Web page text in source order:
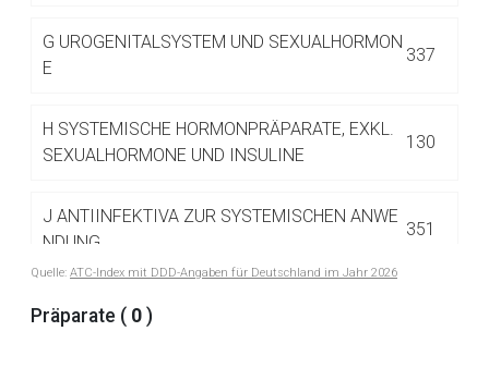
G UROGENITALSYSTEM UND SEXUALHORMON
E
337
H SYSTEMISCHE HORMONPRÄPARATE, EXKL.
SEXUALHORMONE UND INSULINE
130
J ANTIINFEKTIVA ZUR SYSTEMISCHEN ANWE
NDUNG
351
ANTINEOPLASTISCHE UND IMMUNMODULIE
RENDE MITTEL
Quelle: ATC-Index mit DDD-Angaben für Deutschland im Jahr 2026
Präparate ( 0 )